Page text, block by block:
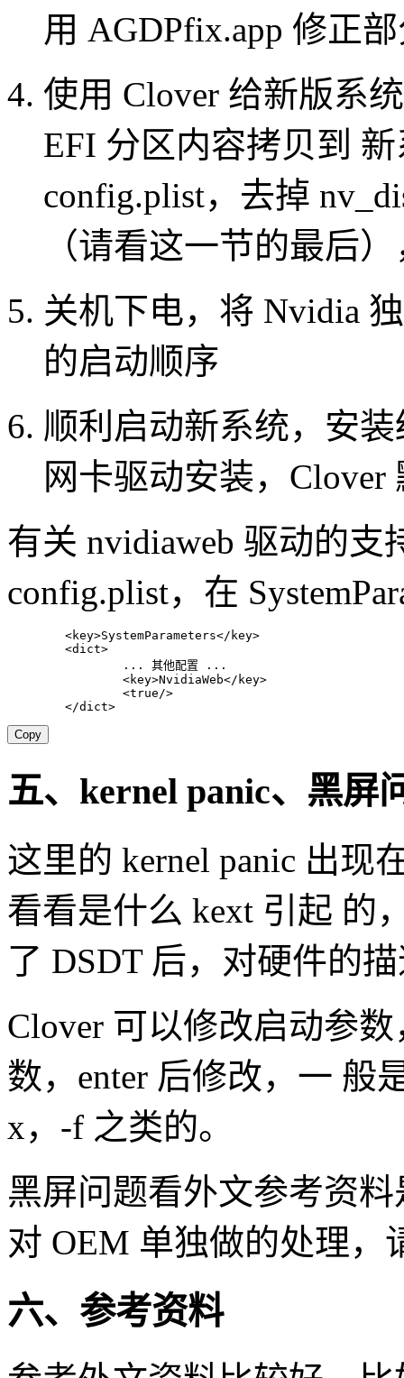
用 AGDPfix.app 修正
使用 Clover 给新版系
EFI 分区内容拷贝到
config.plist，去掉
（请看这一节的最后
关机下电，将 Nvidia
的启动顺序
顺利启动新系统，安
网卡驱动安装，
有关 nvidiaweb 驱动的
config.plist，在
<key>SystemParameters</ key>
<dict>
                ... 其他配置 ...
<key>NvidiaWeb</ key>
<true/>
</dict>
Copy
五、kernel panic、黑屏
这里的 kernel panic 出现
看看是什么 kext 引起 的
了 DSDT 后，对硬件的
Clover 可以修改启动参
数，enter 后修改，一 般
x，-f 之类的。
黑屏问题看外文参考资
对 OEM 单独做的处理，
六、参考资料